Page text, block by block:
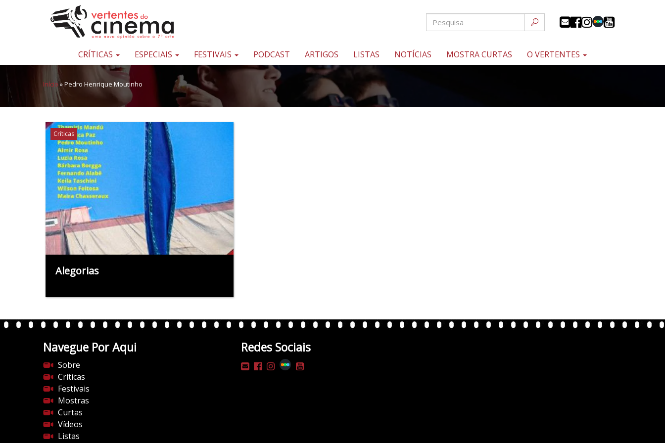
Pular para o conteúdo
Uma
sobre
sétima
arte
CRÍTICAS ESPECIAIS FESTIVAIS PODCAST ARTIGOS LISTAS NOTÍCIAS MOSTRA CURTAS O VERTENTES
Início »Pedro Henrique Moutinho
Críticas
Alegorias
Navegue Por Aqui
Sobre
Críticas
Festivais
Mostras
Curtas
Vídeos
Listas
Redes Sociais